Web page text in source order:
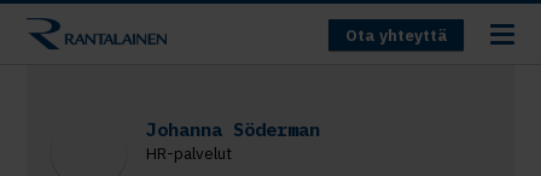
Ota yhteyttä
Johanna Söderman
HR-palvelut